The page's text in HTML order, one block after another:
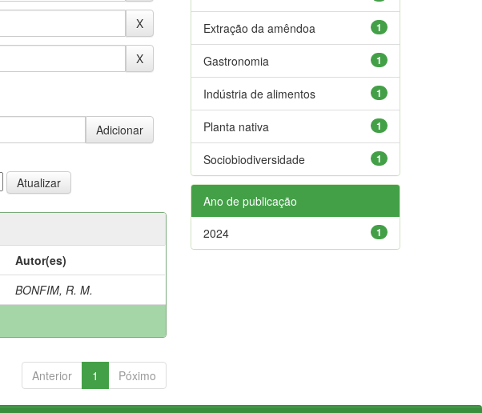
Autor(es)
BONFIM, R. M.
Anterior 1 Póximo
1
Extração da amêndoa
1
Gastronomia
1
Indústria de alimentos
1
Planta nativa
1
Sociobiodiversidade
Ano de publicação
1
2024